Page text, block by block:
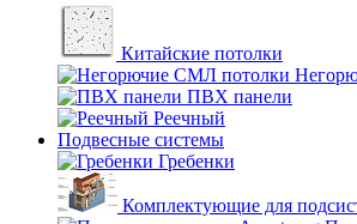
Китайские потолки
ПВХ панели
Реечный
Подвесные системы
Гребенки
Комплектующие для